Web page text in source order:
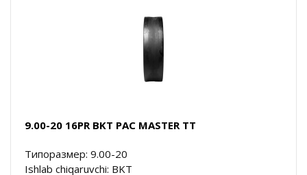
9.00-20 16PR BKT PAC MASTER TT
Типоразмер: 9.00-20
Ishlab chiqaruvchi: BKT